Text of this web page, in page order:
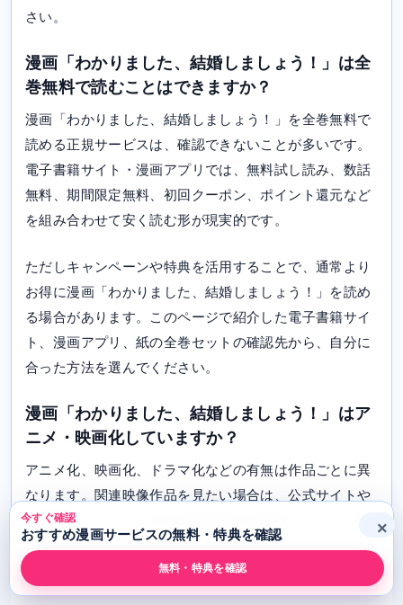
さい。
漫画「わかりました、結婚しましょう！」は全
巻無料で読むことはできますか？
漫画「わかりました、結婚しましょう！」を全巻無料で
読める正規サービスは、確認できないことが多いです。
電子書籍サイト・漫画アプリでは、無料試し読み、数話
無料、期間限定無料、初回クーポン、ポイント還元など
を組み合わせて安く読む形が現実的です。
ただしキャンペーンや特典を活用することで、通常より
お得に漫画「わかりました、結婚しましょう！」を読め
る場合があります。このページで紹介した電子書籍サイ
ト、漫画アプリ、紙の全巻セットの確認先から、自分に
合った方法を選んでください。
漫画「わかりました、結婚しましょう！」はア
ニメ・映画化していますか？
アニメ化、映画化、ドラマ化などの有無は作品ごとに異
なります。関連映像作品を見たい場合は、公式サイトや
動画配信サービスで現在の配信状況を確認してくださ
い。
今すぐ確認
おすすめ漫画サービスの無料・特典を確認
無料・特典を確認
×